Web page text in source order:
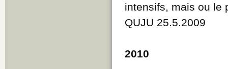
intensifs, mais ou le
QUJU 25.5.2009
2010